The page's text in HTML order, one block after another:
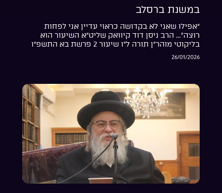
במשנת ברסלב
“אפילו שאני לא בקדושה כראוי עדיין אני לפחות
רוצה”… הרב ניסן דוד קיוואק שליט”א השיעור הוא
בליקוטי מוהר”ן תורה ל”ו שיעור 2 פרשת בא התשפ”ו
26/01/2026